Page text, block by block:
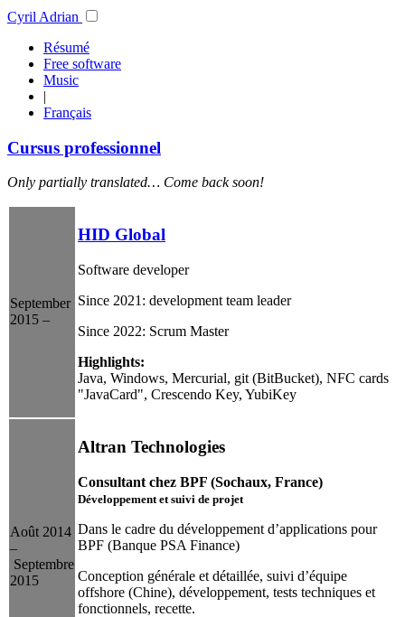
Cyril Adrian
Résumé
Free software
Music
|
Français
Cursus professionnel
Only partially translated… Come back soon!
September
2015 –
HID Global
Software developer
Since 2021: development team leader
Since 2022: Scrum Master
Highlights:
Java, Windows, Mercurial, git (BitBucket), NFC cards
"JavaCard", Crescendo Key, YubiKey
Août 2014
–
Septembre
2015
Altran Technologies
Consultant chez BPF (Sochaux, France)
Développement et suivi de projet
Dans le cadre du développement d’applications pour
BPF (Banque PSA Finance)
Conception générale et détaillée, suivi d’équipe
offshore (Chine), développement, tests techniques et
fonctionnels, recette.